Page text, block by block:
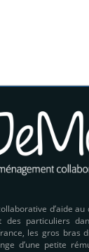
d’aide
des particuliers
les gros bras
d’une petite